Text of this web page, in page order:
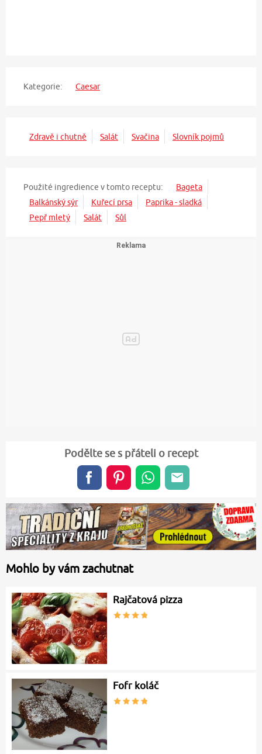
Kategorie: Caesar
Zdravě i chutně Salát Svačina Slovník pojmů
Použité ingredience v tomto receptu:
Bageta
Balkánský sýr
Kuřecí prsa
Paprika - sladká
Pepř mletý
Salát Sůl
Podělte se s přáteli o recept
Mohlo by vám zachutnat
Rajčatová pizza
Fofr koláč